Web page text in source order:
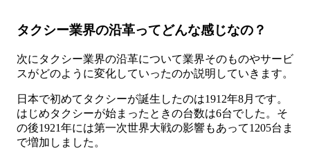
タクシー業界の沿革ってどんな感じなの？
次にタクシー業界の沿革について業界そのものやサービ
スがどのように変化していったのか説明していきます。
日本で初めてタクシーが誕生したのは1912年8月です。
はじめタクシーが始まったときの台数は6台でした。そ
の後1921年には第一次世界大戦の影響もあって1205台ま
で増加しました。